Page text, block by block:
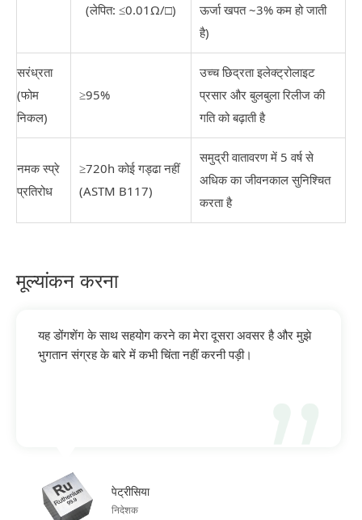
(लेपित: ≤0.01Ω/□)
ऊर्जा खपत ~3% कम हो जाती
है)
सरंध्रता
(फोम
निकल)
≥95%
उच्च छिद्रता इलेक्ट्रोलाइट
प्रसार और बुलबुला रिलीज की
गति को बढ़ाती है
नमक स्प्रे
प्रतिरोध
≥720h कोई गड्ढा नहीं
(ASTM B117)
समुद्री वातावरण में 5 वर्ष से
अधिक का जीवनकाल सुनिश्चित
करता है
मूल्यांकन करना
यह डोंगशेंग के साथ सहयोग करने का मेरा दूसरा अवसर है और मुझे
भुगतान संग्रह के बारे में कभी चिंता नहीं करनी पड़ी।
पेट्रीसिया
निदेशक